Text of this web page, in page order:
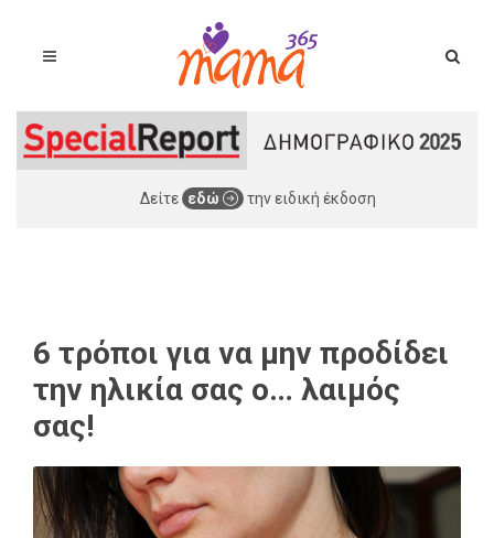
Δείτε εδώ την ειδική έκδοση
6 τρόποι για να μην προδίδει
την ηλικία σας ο… λαιμός
σας!